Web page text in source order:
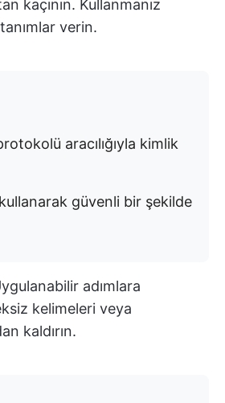
kaçının. Kullanmanız
verin.
aracılığıyla kimlik
güvenli bir şekilde
adımlara
kelimeleri veya
kaldırın.